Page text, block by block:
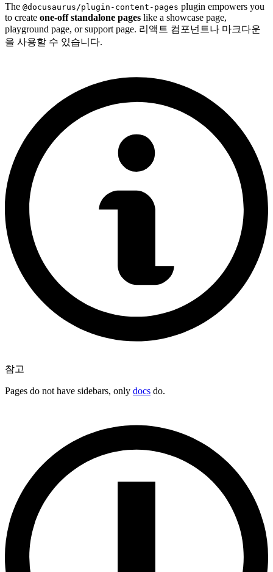
The @docusaurus/plugin-content-pages plugin empowers you
to create one-off standalone pages like a showcase page,
playground page, or support page. 리액트 컴포넌트나 마크다운
을 사용할 수 있습니다.
참고
Pages do not have sidebars, only docs do.